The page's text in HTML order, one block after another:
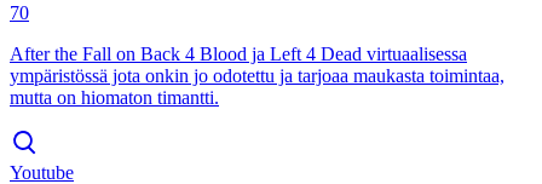
70
After the Fall on Back 4 Blood ja Left 4 Dead virtuaalisessa
ympäristössä jota onkin jo odotettu ja tarjoaa maukasta toimintaa,
mutta on hiomaton timantti.
Youtube